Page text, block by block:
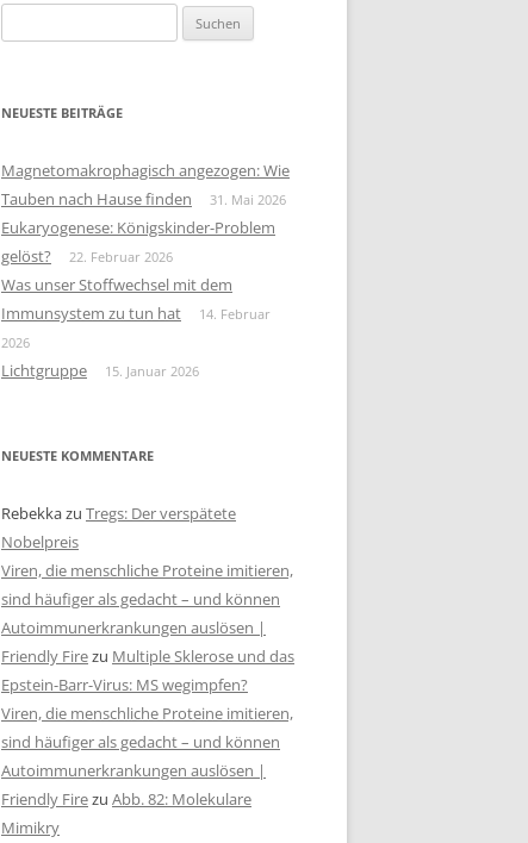
nach:
NEUESTE BEITRÄGE
Magnetomakrophagisch angezogen: Wie
Tauben nach Hause finden
31. Mai 2026
Eukaryogenese: Königskinder-Problem
gelöst?
22. Februar 2026
Was unser Stoffwechsel mit dem
Immunsystem zu tun hat
14. Februar
2026
Lichtgruppe 15. Januar 2026
NEUESTE KOMMENTARE
Rebekkazu Tregs: Der verspätete
Nobelpreis
Viren, die menschliche Proteine imitieren,
sind häufiger als gedacht – und können
Autoimmunerkrankungen auslösen |
Friendly Firezu Multiple Sklerose und das
Epstein-Barr-Virus: MS wegimpfen?
Viren, die menschliche Proteine imitieren,
sind häufiger als gedacht – und können
Autoimmunerkrankungen auslösen |
Friendly Firezu Abb. 82: Molekulare
Mimikry